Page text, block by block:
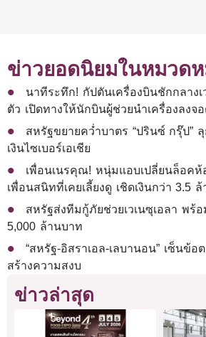
ข่าวยอดนิยมในหมวด
นาทีระทึก! กัปตันเครื่องบินชักกลาง
ตัว เปิดทางให้นักบินผู้ช่วยนำเครื่องลงจ
สหรัฐขยายคว่ำบาตร “ปรินซ์ กรุ๊ป”
เงินไซเบอร์เอเชีย
เพื่อนเนรคุณ! หนุ่มแอบเปลี่ยนล็อคห้
เพื่อนสนิทที่เคยเลี้ยงดู เชิดเงินกว่า 3.5
สหรัฐส่งทีมกู้ภัยช่วยเวเนซุเอลา พร้
5,000 ล้านบาท
“สหรัฐ-อิสราเอล-เลบานอน” เซ็นข้อ
สร้างความสงบ
ข่าวล่าสุด